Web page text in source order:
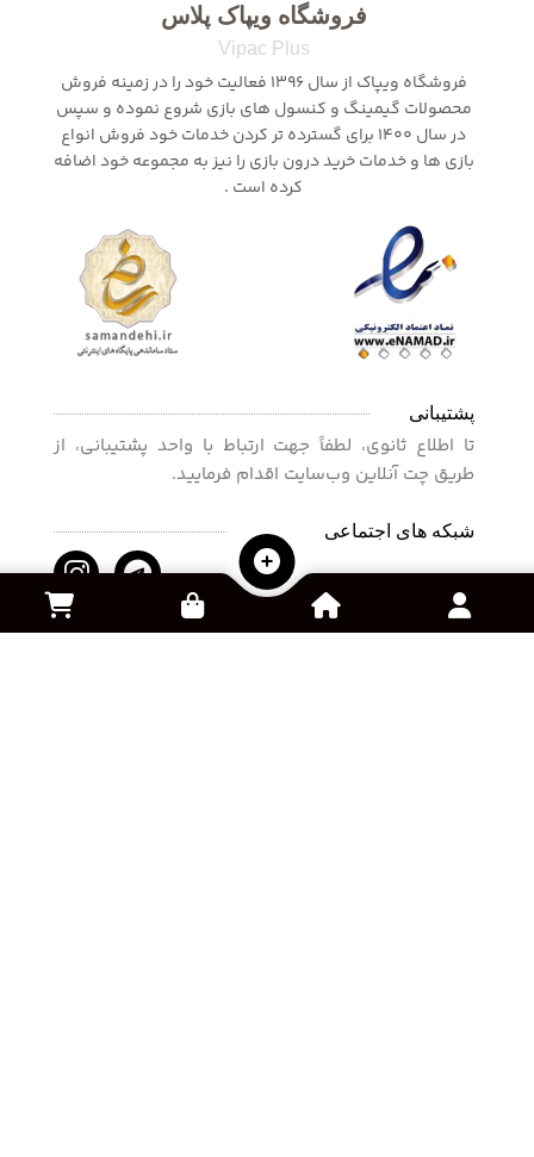
فروشگاه ویپاک پلاس
Vipac Plus
فروشگاه ویپاک از سال 1396 فعالیت خود را در زمینه فروش
محصولات گیمینگ و کنسول های بازی شروع نموده و سپس
در سال 1400 برای گسترده تر کردن خدمات خود فروش انواع
بازی ها و خدمات خرید درون بازی را نیز به مجموعه خود اضافه
کرده است .
پشتیبانی
تا اطلاع ثانوی، لطفاً جهت ارتباط با واحد پشتیبانی، از
طریق چت آنلاین وب‌سایت اقدام فرمایید.
شبکه های اجتماعی